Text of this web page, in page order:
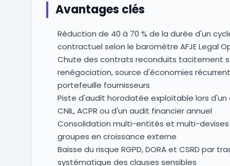
Avantages clés
Réduction de 40 à 70 % de la durée d'un
contractuel selon le baromètre AFJE Legal
Chute des contrats reconduits tacitement
renégociation, source d'économies
portefeuille fournisseurs
Piste d'audit horodatée exploitable lors d'un
CNIL, ACPR ou d'un audit financier annuel
Consolidation multi-entités et multi-devises
groupes en croissance externe
Baisse du risque RGPD, DORA et CSRD par
systématique des clauses sensibles